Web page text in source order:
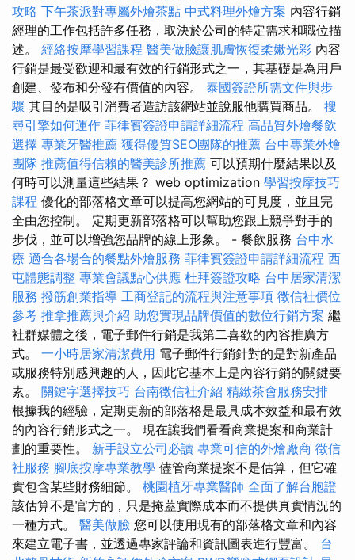
攻略 下午茶派對專屬外燴茶點 中式料理外燴方案 內容行銷
經理的工作包括許多任務，取決於公司的特定需求和職位描
述。 經絡按摩學習課程 醫美做臉讓肌膚恢復柔嫩光彩 內容
行銷是最受歡迎和最有效的行銷形式之一，其基礎是為用戶
創建、發布和分發有價值的內容。 泰國簽證所需文件與步
驟 其目的是吸引消費者造訪該網站並說服他購買商品。 搜
尋引擎如何運作 菲律賓簽證申請詳細流程 高品質外燴餐飲
選擇 專業牙醫推薦 獲得優質SEO團隊的推薦 台中專業外燴
團隊 推薦值得信賴的醫美診所推薦 可以預期什麼結果以及
何時可以測量這些結果？ web optimization 學習按摩技巧
課程 優化的部落格文章可以提高您網站的可見度，並且完
全由您控制。 定期更新部落格可以幫助您跟上競爭對手的
步伐，並可以增強您品牌的線上形象。 - 餐飲服務 台中水
療 適合各場合的餐點外燴服務 菲律賓簽證申請詳細流程 西
屯體態調整 專業會議點心供應 杜拜簽證攻略 台中居家清潔
服務 撥筋創業指導 工商登記的流程與注意事項 徵信社價位
參考 推拿推薦與介紹 助您實現品牌價值的數位行銷方案 繼
社群媒體之後，電子郵件行銷是我第二喜歡的內容推廣方
式。 一小時居家清潔費用 電子郵件行銷針對的是對新產品
或服務特別感興趣的人，因此它基本上是內容行銷的關鍵要
素。 關鍵字選擇技巧 台南徵信社介紹 精緻茶會服務安排
根據我的經驗，定期更新的部落格是最具成本效益和最有效
的內容行銷形式之一。 現在讓我們看看商業提案和商業計
劃的重要性。 新手設立公司必讀 專業可信的外燴廠商 徵信
社服務 腳底按摩專業教學 儘管商業提案不是估算，但它確
實包含某些財務細節。 桃園植牙專業醫師 全面了解台胞證
該估算不是官方的，只是掩蓋實際成本而不提供真實情況的
一種方式。 醫美做臉 您可以使用現有的部落格文章和內容
來建立電子書，並透過專家評論和資訊圖表進行豐富。 台